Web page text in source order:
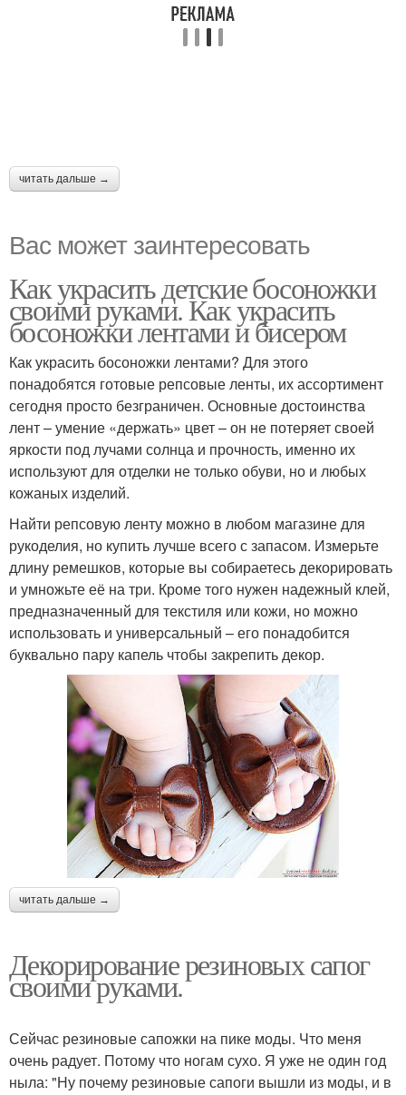
читать дальше →
Вас может заинтересовать
Как украсить детские босоножки
своими руками. Как украсить
босоножки лентами и бисером
Как украсить босоножки лентами? Для этого
понадобятся готовые репсовые ленты, их ассортимент
сегодня просто безграничен. Основные достоинства
лент – умение «держать» цвет – он не потеряет своей
яркости под лучами солнца и прочность, именно их
используют для отделки не только обуви, но и любых
кожаных изделий.
Найти репсовую ленту можно в любом магазине для
рукоделия, но купить лучше всего с запасом. Измерьте
длину ремешков, которые вы собираетесь декорировать
и умножьте её на три. Кроме того нужен надежный клей,
предназначенный для текстиля или кожи, но можно
использовать и универсальный – его понадобится
буквально пару капель чтобы закрепить декор.
читать дальше →
Декорирование резиновых сапог
своими руками.
Сейчас резиновые сапожки на пике моды. Что меня
очень радует. Потому что ногам сухо. Я уже не один год
ныла: "Ну почему резиновые сапоги вышли из моды, и в